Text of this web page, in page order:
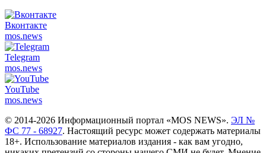
Вконтакте
mos.news
Telegram
mos.news
YouTube
mos.news
© 2014-2026 Информационный портал «MOS NEWS». ЭЛ №
ФС 77 - 68927. Настоящий ресурс может содержать материалы
18+. Использование материалов издания - как вам угодно,